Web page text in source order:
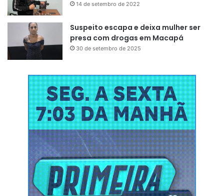
14 de setembro de 2022
Suspeito escapa e deixa mulher ser
presa com drogas em Macapá
30 de setembro de 2025